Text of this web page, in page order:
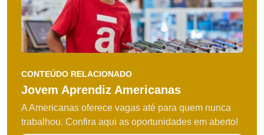
CONTEÚDO RELACIONADO
Jovem Aprendiz Americanas
A Americanas oferece vagas até para quem nunca
trabalhou. Confira aqui as oportunidades em aberto!